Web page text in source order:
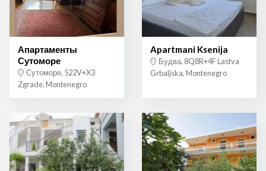
Апартаменты
Сутоморе
Сутоморе, 522V+X3
Zgrade, Montenegro
Apartmani Ksenija
Будва, 8Q8R+4F Lastva
Grbaljska, Montenegro